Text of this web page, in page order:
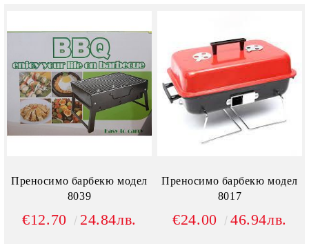
Преносимо барбекю модел
8039
€12.70 24.84лв.
Преносимо барбекю модел
8017
€24.00 46.94лв.